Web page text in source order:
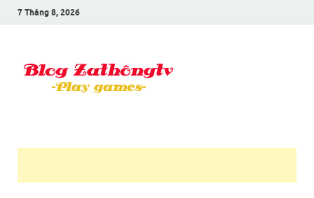
7 Tháng 8, 2026